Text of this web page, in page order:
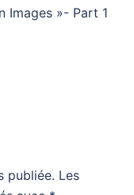
Images »- Part 1
publiée. Les